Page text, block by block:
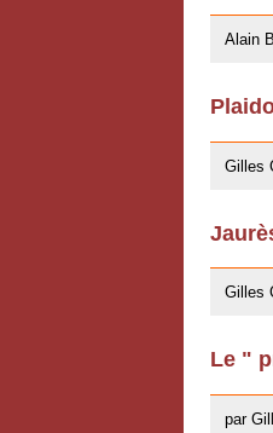
Alain
Gilles
Gilles
Le "
par